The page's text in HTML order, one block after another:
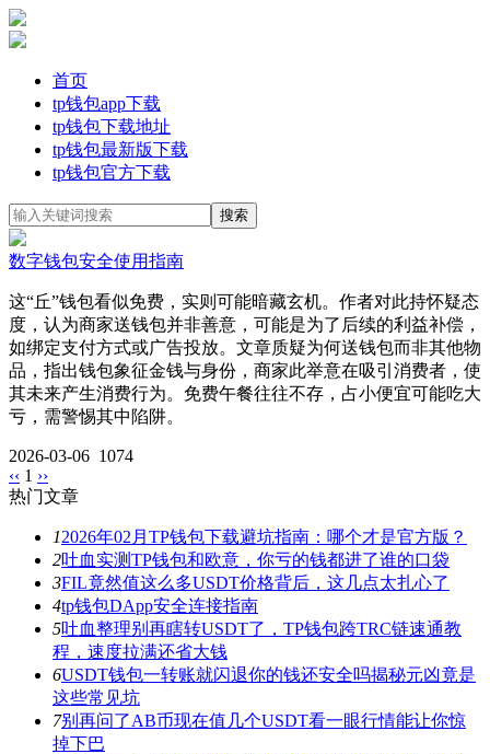
首页
tp钱包app下载
tp钱包下载地址
tp钱包最新版下载
tp钱包官方下载
数字钱包安全使用指南
这“丘”钱包看似免费，实则可能暗藏玄机。作者对此持怀疑态
度，认为商家送钱包并非善意，可能是为了后续的利益补偿，
如绑定支付方式或广告投放。文章质疑为何送钱包而非其他物
品，指出钱包象征金钱与身份，商家此举意在吸引消费者，使
其未来产生消费行为。免费午餐往往不存，占小便宜可能吃大
亏，需警惕其中陷阱。
2026-03-06 1074
‹‹ 1 ››
热门文章
12026年02月TP钱包下载避坑指南：哪个才是官方版？
2吐血实测TP钱包和欧意，你亏的钱都进了谁的口袋
3FIL竟然值这么多USDT价格背后，这几点太扎心了
4tp钱包DApp安全连接指南
5吐血整理别再瞎转USDT了，TP钱包跨TRC链速通教
程，速度拉满还省大钱
6USDT钱包一转账就闪退你的钱还安全吗揭秘元凶竟是
这些常见坑
7别再问了AB币现在值几个USDT看一眼行情能让你惊
掉下巴